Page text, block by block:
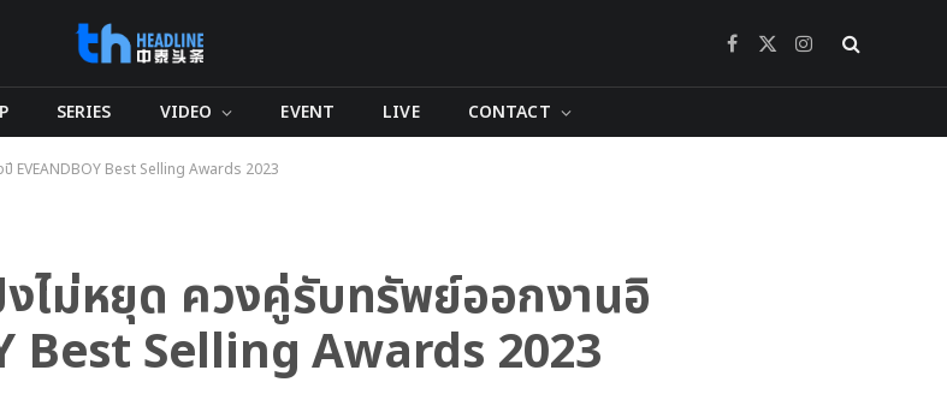
Facebook
X
Instagram
SERIES VIDEO EVENT LIVE CONTACT
ปี EVEANDBOY Best Selling Awards 2023
งไม่หยุด ควงคู่รับทรัพย์ออกงานอิ
Best Selling Awards 2023